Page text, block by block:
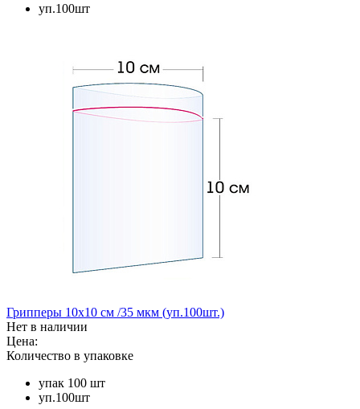
уп.100шт
Грипперы 10х10 см /35 мкм (уп.100шт.)
Нет в наличии
Цена:
Количество в упаковке
упак 100 шт
уп.100шт